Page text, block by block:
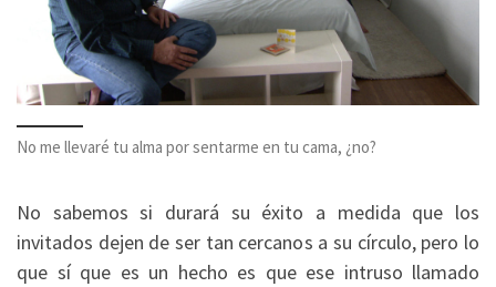
No me llevaré tu alma por sentarme en tu cama, ¿no?
No sabemos si durará su éxito a medida que los
invitados dejen de ser tan cercanos a su círculo, pero lo
que sí que es un hecho es que ese intruso llamado